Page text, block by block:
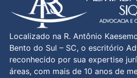
Localizado na R. Antônio
Bento do Sul – SC, o escritório
reconhecido por sua expertise
áreas, com mais de 10 anos de